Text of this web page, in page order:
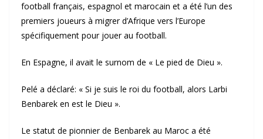
football français, espagnol et marocain et a été l’un des
premiers joueurs à migrer d’Afrique vers l’Europe
spécifiquement pour jouer au football.
En Espagne, il avait le surnom de « Le pied de Dieu ».
Pelé a déclaré: « Si je suis le roi du football, alors Larbi
Benbarek en est le Dieu ».
Le statut de pionnier de Benbarek au Maroc a été